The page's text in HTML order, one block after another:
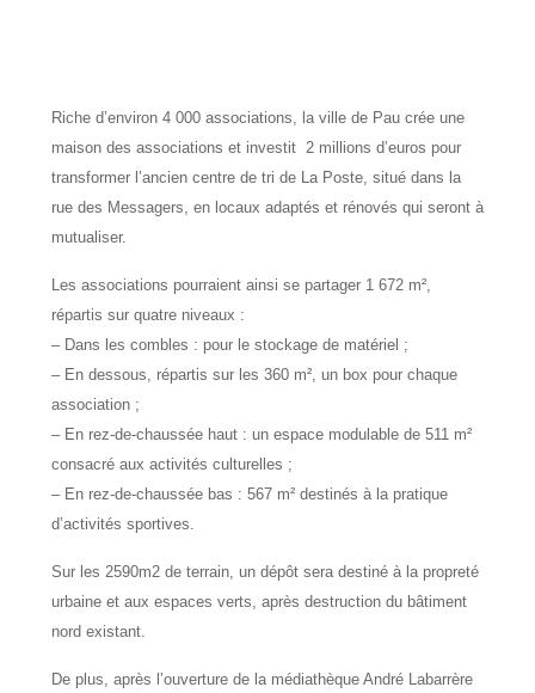
Riche d’environ 4 000 associations, la ville de Pau crée une
maison des associations et investit 2 millions d’euros pour
transformer l’ancien centre de tri de La Poste, situé dans la
rue des Messagers, en locaux adaptés et rénovés qui seront à
mutualiser.
Les associations pourraient ainsi se partager 1 672 m²,
répartis sur quatre niveaux :
– Dans les combles : pour le stockage de matériel ;
– En dessous, répartis sur les 360 m², un box pour chaque
association ;
– En rez-de-chaussée haut : un espace modulable de 511 m²
consacré aux activités culturelles ;
– En rez-de-chaussée bas : 567 m² destinés à la pratique
d’activités sportives.
Sur les 2590m2 de terrain, un dépôt sera destiné à la propreté
urbaine et aux espaces verts, après destruction du bâtiment
nord existant.
De plus, après l’ouverture de la médiathèque André Labarrère